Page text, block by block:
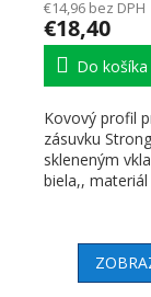
€14,96 bez DPH
€18,40
Do košíka
Kovový profil
zásuvku
skleneným
biela,,